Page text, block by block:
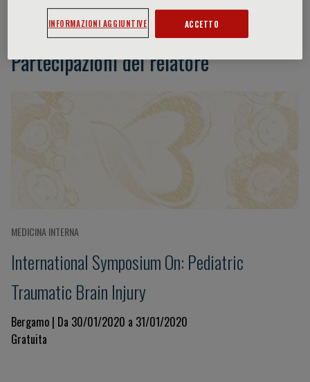
Partecipazioni del relatore
MEDICINA INTERNA
International Symposium On: Pediatric
Traumatic Brain Injury
Bergamo | Da 30/01/2020 a 31/01/2020
Gratuita
INFORMAZIONI AGGIUNTIVE ACCETTO